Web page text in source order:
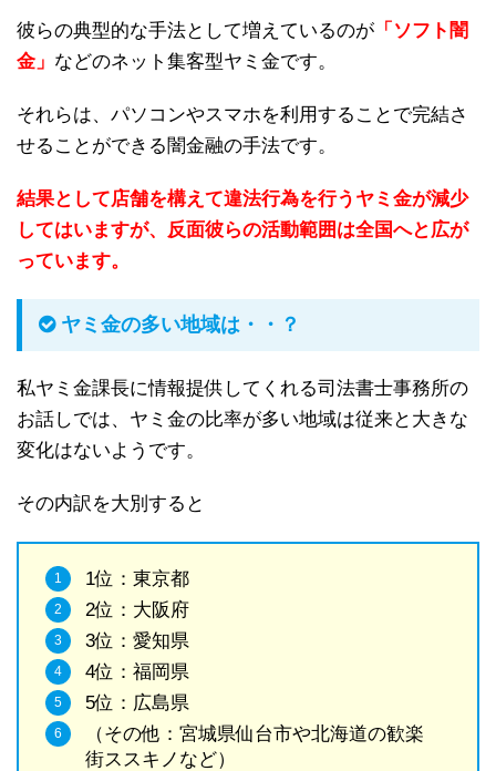
彼らの典型的な手法として増えているのが 「ソフト闇
金」 などのネット集客型ヤミ金です。
それらは、パソコンやスマホを利用することで完結さ
せることができる闇金融の手法です。
結果として店舗を構えて違法行為を行うヤミ金が減少
してはいますが、反面彼らの活動範囲は全国へと広が
っています。
ヤミ金の多い地域は・・？
私ヤミ金課長に情報提供してくれる司法書士事務所の
お話しでは、ヤミ金の比率が多い地域は従来と大きな
変化はないようです。
その内訳を大別すると
1位：東京都
2位：大阪府
3位：愛知県
4位：福岡県
5位：広島県
（その他：宮城県仙台市や北海道の歓楽
街ススキノなど）